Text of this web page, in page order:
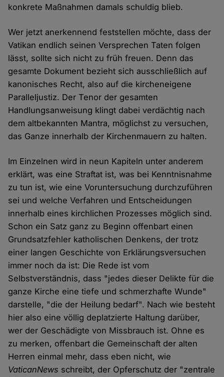
konkrete Maßnahmen damals schuldig blieb.
Wer jetzt anerkennend feststellen möchte, dass der
Vatikan endlich seinen Versprechen Taten folgen
lässt, sollte sich nicht zu früh freuen. Denn das
gesamte Dokument bezieht sich ausschließlich auf
kanonisches Recht, also auf die kircheneigene
Paralleljustiz. Der Tenor der gesamten
Handlungsanweisung klingt dabei verdächtig nach
dem altbekannten Mantra, möglichst zu versuchen,
das Ganze innerhalb der Kirchenmauern zu halten.
Im Einzelnen wird in neun Kapiteln unter anderem
erklärt, was eine Straftat ist, was bei Kenntnisnahme
zu tun ist, wie eine Voruntersuchung durchzuführen
sei und welche Verfahren und Entscheidungen
innerhalb eines kirchlichen Prozesses möglich sind.
Schon ein Satz ganz zu Beginn offenbart einen
Grundsatzfehler katholischen Denkens, der trotz
einer langen Geschichte von Erklärungsversuchen
immer noch da ist: Die Rede ist vom
Selbstverständnis, dass "jedes dieser Delikte für die
ganze Kirche eine tiefe und schmerzhafte Wunde"
darstelle, "die der Heilung bedarf". Nach wie besteht
hier also eine völlig deplatzierte Haltung darüber,
wer der Geschädigte von Missbrauch ist. Ohne es
zu merken, offenbart die Gemeinschaft der alten
Herren einmal mehr, dass eben nicht, wie
VaticanNews schreibt, der Opferschutz der "zentrale